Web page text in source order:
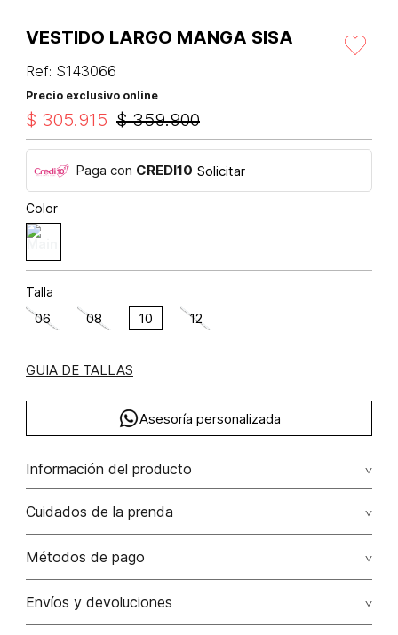
VESTIDO LARGO MANGA SISA
Ref: S143066
Precio exclusivo online
$ 359.900
$ 305.915
Paga con CREDI10 Solicitar
Color
Talla
06 08 10 12
GUIA DE TALLAS
Asesoría personalizada
Información del producto
Vestido largo manga sisa rayón viscosa 93% elastano 7%
93.00% rayón viscosa/7.00% elastano/elastane
Cuidados de la prenda
Lavar a mano por separado / no dejar en remojo / no
No usar lejia
Métodos de pago
Tarjetas de crédito: Visa, Dinners, Master Card y American
Envíos y devoluciones